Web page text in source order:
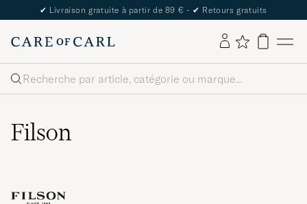
The Care of Carl Passport
Rechercher
Filson